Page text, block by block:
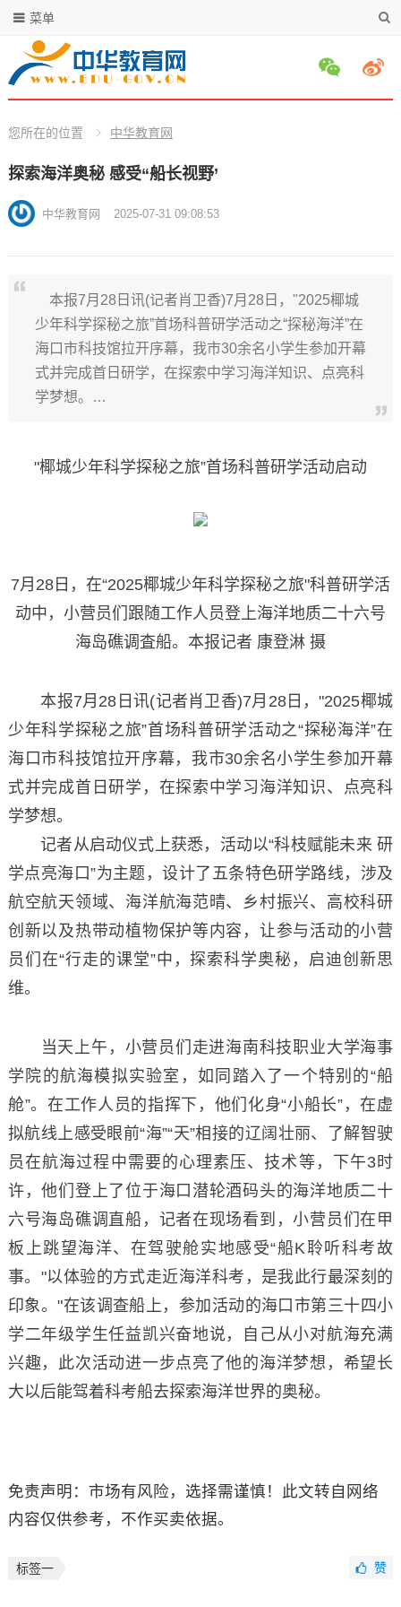
菜单
您所在的位置 中华教育网
探索海洋奥秘 感受“船长视野’
中华教育网 2025-07-31 09:08:53
本报7月28日讯(记者肖卫香)7月28日，"2025椰城
少年科学探秘之旅”首场科普研学活动之“探秘海洋”在
海口市科技馆拉开序幕，我市30余名小学生参加开幕
式并完成首日研学，在探索中学习海洋知识、点亮科
学梦想。…
"椰城少年科学探秘之旅”首场科普研学活动启动
7月28日，在“2025椰城少年科学探秘之旅"科普研学活
动中，小营员们跟随工作人员登上海洋地质二十六号
海岛礁调査船。本报记者 康登淋 摄
本报7月28日讯(记者肖卫香)7月28日，"2025椰城
少年科学探秘之旅”首场科普研学活动之“探秘海洋”在
海口市科技馆拉开序幕，我市30余名小学生参加开幕
式并完成首日研学，在探索中学习海洋知识、点亮科
学梦想。
记者从启动仪式上获悉，活动以“科枝赋能未来 研
学点亮海口”为主题，设计了五条特色研学路线，涉及
航空航天领域、海洋航海范晴、乡村振兴、高校科研
创新以及热带动植物保护等内容，让参与活动的小营
员们在“行走的课堂”中，探索科学奥秘，启迪创新思
维。
当天上午，小营员们走进海南科技职业大学海事
学院的航海模拟实验室，如同踏入了一个特别的“船
舱”。在工作人员的指挥下，他们化身“小船长”，在虚
拟航线上感受眼前“海”“天”相接的辽阔壮丽、了解智驶
员在航海过程中需要的心理素压、技术等，下午3时
许，他们登上了位于海口潜轮酒码头的海洋地质二十
六号海岛礁调直船，记者在现场看到，小营员们在甲
板上跳望海洋、在驾驶舱实地感受“船K聆听科考故
事。"以体验的方式走近海洋科考，是我此行最深刻的
印象。"在该调查船上，参加活动的海口市第三十四小
学二年级学生任益凯兴奋地说，自己从小对航海充满
兴趣，此次活动进一步点亮了他的海洋梦想，希望长
大以后能驾着科考船去探索海洋世界的奥秘。
免责声明：市场有风险，选择需谨慎！此文转自网络
内容仅供参考，不作买卖依据。
标签一 赞